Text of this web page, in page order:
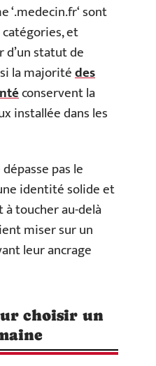
‘.medecin.fr‘ sont
et
statut de
la majoritédes
conservent la
installée dans les
pas le
identité solide et
à toucher au-delà
miser sur un
leur ancrage
choisir un